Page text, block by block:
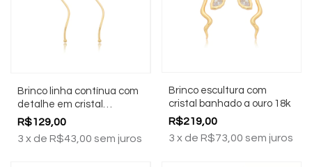
Brinco linha contínua com
detalhe em cristal
banhado a ouro 18k
R$129,00
3 x de R$43,00 sem juros
Brinco escultura com
cristal banhado a ouro 18k
R$219,00
3 x de R$73,00 sem juros